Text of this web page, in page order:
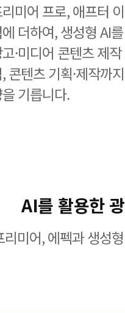
미어 프로, 애프터
더하여, 생성형 AI
·미디어 콘텐츠 제
콘텐츠 기획·제작까
기릅니다.
AI를 활용한
리미어, 에펙과 생성